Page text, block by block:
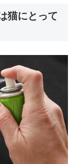
猫にとって